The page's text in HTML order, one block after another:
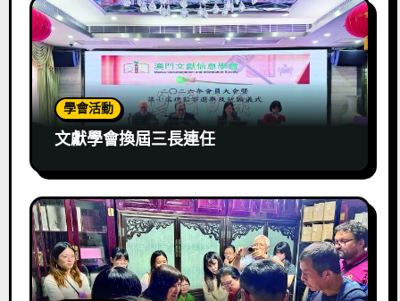
學會活動
文獻學會換屆三長連任